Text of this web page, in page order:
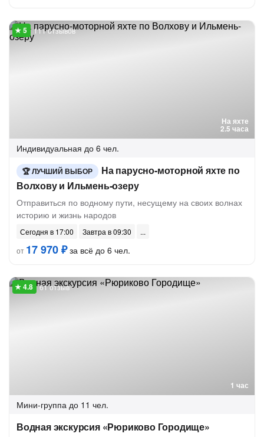
На яхте
2.5 часа
111 отзывов
Индивидуальная до 6 чел.
ЛУЧШИЙ ВЫБОР
На парусно-моторной яхте по
Волхову и Ильмень-озеру
Отправиться по водному пути, несущему на своих волнах
историю и жизнь народов
Сегодня в 17:00
Завтра в 09:30
от 17 970 ₽за всё до 6 чел.
1 час
61 отзыв
Мини-группа до 11 чел.
Водная экскурсия «Рюриково Городище»